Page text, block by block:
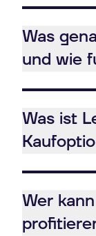
Was
und wie
Was ist
Wer